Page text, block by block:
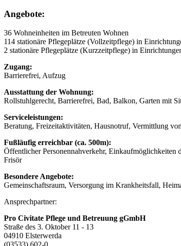
Angebote:
36 Wohneinheiten im Betreuten Wohnen
114 stationäre Pflegeplätze (Vollzeitpflege) in
2 stationäre Pflegeplätze (Kurzzeitpflege) in
Zugang:
Barrierefrei, Aufzug
Ausstattung der Wohnung:
Rollstuhlgerecht, Barrierefrei, Bad, Balkon, Garten mit
Serviceleistungen:
Beratung, Freizeitaktivitäten, Hausnotruf, Vermittlung
Fußläufig erreichbar (ca. 500m):
Öffentlicher Personennahverkehr,
Frisör
Besondere Angebote:
Gemeinschaftsraum, Versorgung im Krankheitsfall,
Ansprechpartner:
Pro Civitate Pflege und Betreuung gGmbH
Straße des 3. Oktober 11 - 13
04910 Elsterwerda
(03533) 602-0